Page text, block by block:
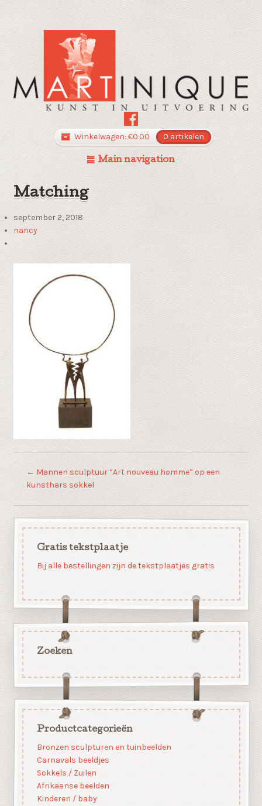
Winkelwagen: €0.00 0 artikelen
Main navigation
Matching
september 2, 2018
nancy
← Mannen sculptuur “Art nouveau homme” op een
kunsthars sokkel
Gratis tekstplaatje
Bij alle bestellingen zijn de tekstplaatjes gratis
Zoeken
Productcategorieën
Bronzen sculpturen en tuinbeelden
Carnavals beeldjes
Sokkels / Zuilen
Afrikaanse beelden
Kinderen / baby